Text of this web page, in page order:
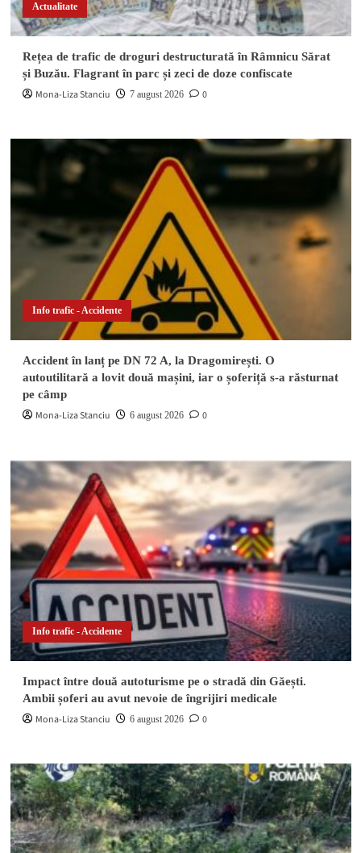
Actualitate
Rețea de trafic de droguri destructurată în Râmnicu Sărat
și Buzău. Flagrant în parc și zeci de doze confiscate
Mona-Liza Stanciu 7 august 2026 0
Info trafic - Accidente
Accident în lanț pe DN 72 A, la Dragomirești. O
autoutilitară a lovit două mașini, iar o șoferiță s-a răsturnat
pe câmp
Mona-Liza Stanciu 6 august 2026 0
Info trafic - Accidente
Impact între două autoturisme pe o stradă din Găești.
Ambii șoferi au avut nevoie de îngrijiri medicale
Mona-Liza Stanciu 6 august 2026 0